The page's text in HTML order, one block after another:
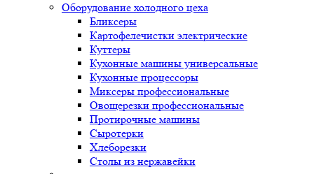
Оборудование холодного цеха
Бликсеры
Картофелечистки электрические
Куттеры
Кухонные машины универсальные
Кухонные процессоры
Миксеры профессиональные
Овощерезки профессиональные
Протирочные машины
Сыротерки
Хлеборезки
Столы из нержавейки